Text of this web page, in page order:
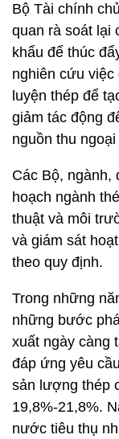
Bộ Tài chính
quan rà soát lại
khẩu để thúc
nghiên cứu
luyện thép để
giảm tác động
nguồn thu ngoại
Các Bộ, ngành,
hoạch ngành
thuật và môi
và giám sát
theo quy định.
Trong những
những bước
xuất ngày càng
đáp ứng yêu
sản lượng thép
19,8%-21,8%.
nước tiêu thụ